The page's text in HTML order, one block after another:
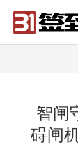
智闸
碍闸